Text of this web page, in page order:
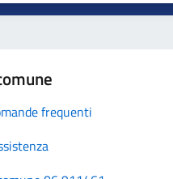
frequenti